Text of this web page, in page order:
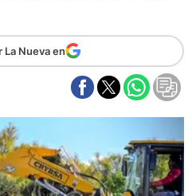
A
y finanzas
el campo
empresas
La Nueva en